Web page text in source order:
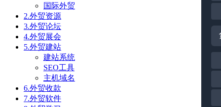
国际外贸
2.外贸资源
3.外贸论坛
4.外贸展会
5.外贸建站
建站系统
SEO工具
主机域名
6.外贸收款
7.外贸软件